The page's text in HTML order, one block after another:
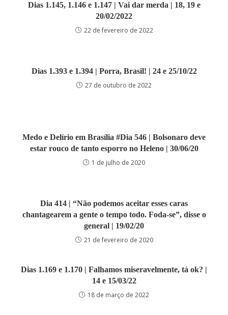
Dias 1.145, 1.146 e 1.147 | Vai dar merda | 18, 19 e
20/02/2022
22 de fevereiro de 2022
Dias 1.393 e 1.394 | Porra, Brasil! | 24 e 25/10/22
27 de outubro de 2022
Medo e Delírio em Brasília #Dia 546 | Bolsonaro deve
estar rouco de tanto esporro no Heleno | 30/06/20
1 de julho de 2020
Dia 414 | “Não podemos aceitar esses caras
chantagearem a gente o tempo todo. Foda-se”, disse o
general | 19/02/20
21 de fevereiro de 2020
Dias 1.169 e 1.170 | Falhamos miseravelmente, tá ok? |
14 e 15/03/22
18 de março de 2022